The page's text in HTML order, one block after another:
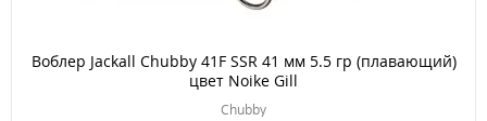
Воблер Jackall Chubby 41F SSR 41 мм 5.5 гр (плавающий)
цвет Noike Gill
Chubby